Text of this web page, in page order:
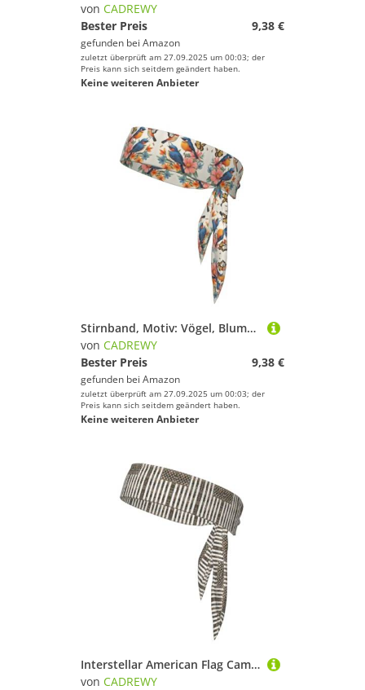
von CADREWY
Bester Preis
9,38 €
gefunden bei Amazon
zuletzt überprüft am 27.09.2025 um 00:03; der
Preis kann sich seitdem geändert haben.
Keine weiteren Anbieter
Stirnband, Motiv: Vögel, Blumen, Schmetterling, schnelltrocknend, für Sport, feuchtigkeitsableitend, für Damen und Herren für Tennis
von CADREWY
Bester Preis
9,38 €
gefunden bei Amazon
zuletzt überprüft am 27.09.2025 um 00:03; der
Preis kann sich seitdem geändert haben.
Keine weiteren Anbieter
Interstellar American Flag Camouflage Print Quick Drying Sports Head Tie Moisture Wicking Headband for Men and Women for Tennis
von CADREWY